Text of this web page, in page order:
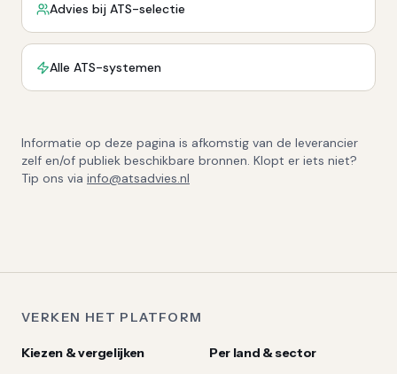
Advies bij ATS-selectie
Alle ATS-systemen
Informatie op deze pagina is afkomstig van de leverancier
zelf en/of publiek beschikbare bronnen. Klopt er iets niet?
Tip ons via info@atsadvies.nl
VERKEN HET PLATFORM
Kiezen & vergelijken
Per land & sector